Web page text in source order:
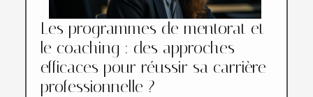
Les programmes de mentorat et
le coaching : des approches
efficaces pour réussir sa carrière
professionnelle ?